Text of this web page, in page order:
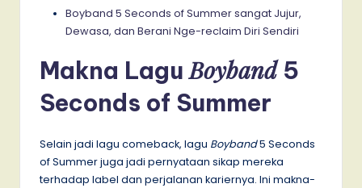
Boyband 5 Seconds of Summer sangat Jujur,
Dewasa, dan Berani Nge-reclaim Diri Sendiri
Makna LaguBoyband5
Seconds of Summer
Selain jadi lagu comeback, lagu Boyband5 Seconds
of Summer juga jadi pernyataan sikap mereka
terhadap label dan perjalanan kariernya. Ini makna-